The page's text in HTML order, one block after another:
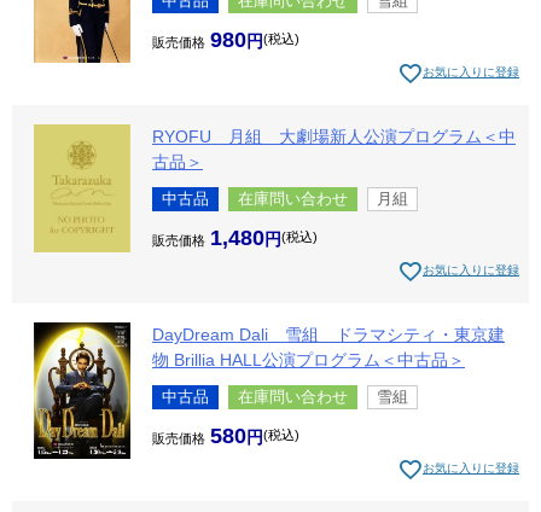
販売価格 980 税込
お気に入りに登録
RYOFU 月組 大劇場新人公演プログラム＜中
古品＞
中古品 在庫問い合わせ 月組
販売価格 1,480 税込
お気に入りに登録
DayDream Dali 雪組 ドラマシティ・東京建
物 Brillia HALL公演プログラム＜中古品＞
中古品 在庫問い合わせ 雪組
販売価格 580 税込
お気に入りに登録